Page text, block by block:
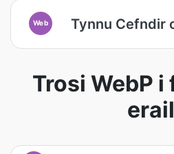
Web Tynnu Cefndir
Trosi WebP